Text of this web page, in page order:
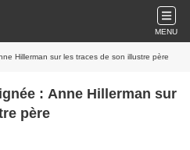
MENU
Hillerman sur les traces de son illustre père
: Anne Hillerman sur
père